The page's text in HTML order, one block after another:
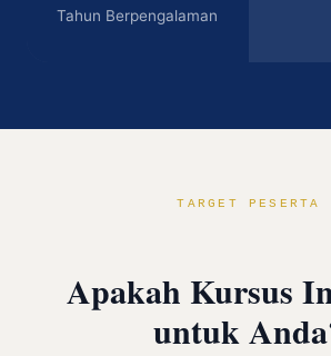
Tahun Berpengalaman
TARGET PESERTA
Apakah Kursus
untuk